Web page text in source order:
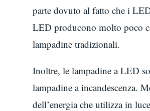
parte dovuto al fatto che i
LED producono molto poco
lampadine tradizionali.
Inoltre, le lampadine a LED
lampadine a incandescenza.
dell’energia che utilizza in